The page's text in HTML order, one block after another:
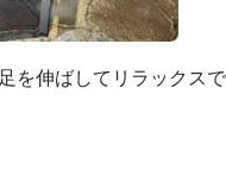
を伸ばしてリラックスで